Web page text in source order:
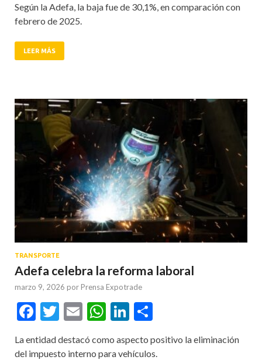
Según la Adefa, la baja fue de 30,1%, en comparación con
febrero de 2025.
LEER MÁS
TRANSPORTE
Adefa celebra la reforma laboral
marzo 9, 2026 por Prensa Expotrade
Facebook
Twitter
EmailWhatsApp
LinkedIn
La entidad destacó como aspecto positivo la eliminación
del impuesto interno para vehículos.